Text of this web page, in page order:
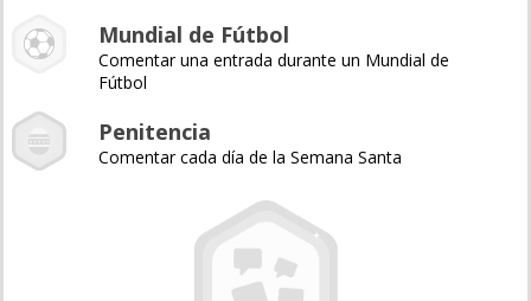
Mundial de Fútbol
Comentar una entrada durante un Mundial de
Fútbol
Penitencia
Comentar cada día de la Semana Santa